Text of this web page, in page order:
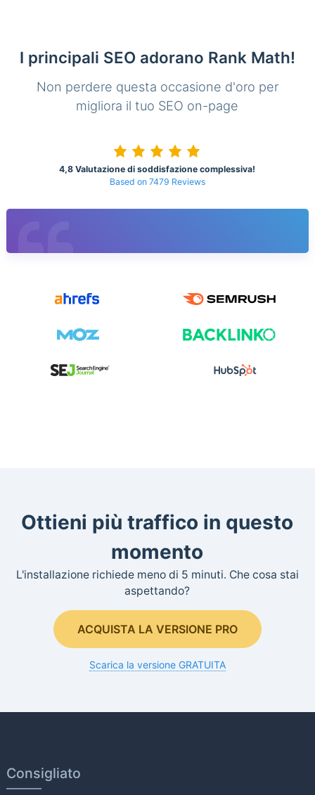
I principali SEO adorano Rank Math!
Non perdere questa occasione d'oro per
migliora il tuo SEO on-page
4,8 Valutazione di soddisfazione complessiva!
Based on 7479 Reviews
Ottieni più traffico in questo
momento
L'installazione richiede meno di 5 minuti. Che cosa stai
aspettando?
ACQUISTA LA VERSIONE PRO
Scarica la versione GRATUITA
Consigliato